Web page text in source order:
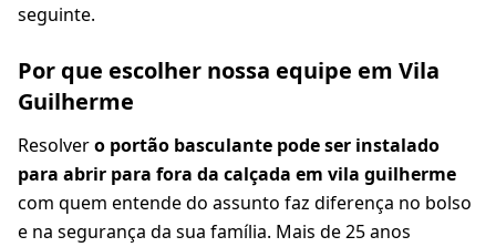
seguinte.
Por que escolher nossa equipe em Vila
Guilherme
Resolvero portão basculante pode ser instalado
para abrir para fora da calçada em vila guilherme
com quem entende do assunto faz diferença no bolso
e na segurança da sua família. Mais de 25 anos